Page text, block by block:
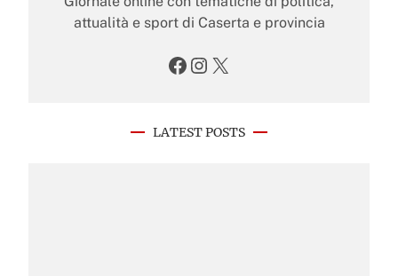
attualità e sport di Caserta e provincia
Facebook Instagram X
LATEST POSTS